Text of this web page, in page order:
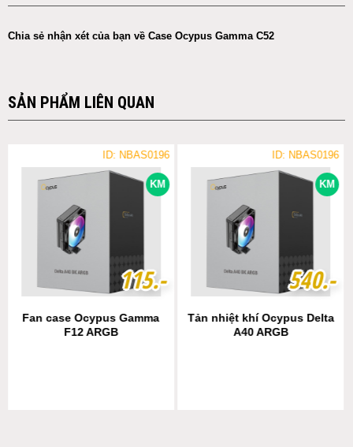
Chia sẻ nhận xét của bạn về Case Ocypus Gamma C52
SẢN PHẨM LIÊN QUAN
KM
ID: NBAS0196
115.-
115.-
Fan case Ocypus Gamma
F12 ARGB
KM
ID: NBAS0196
540.-
540.-
Tản nhiệt khí Ocypus Delta
A40 ARGB